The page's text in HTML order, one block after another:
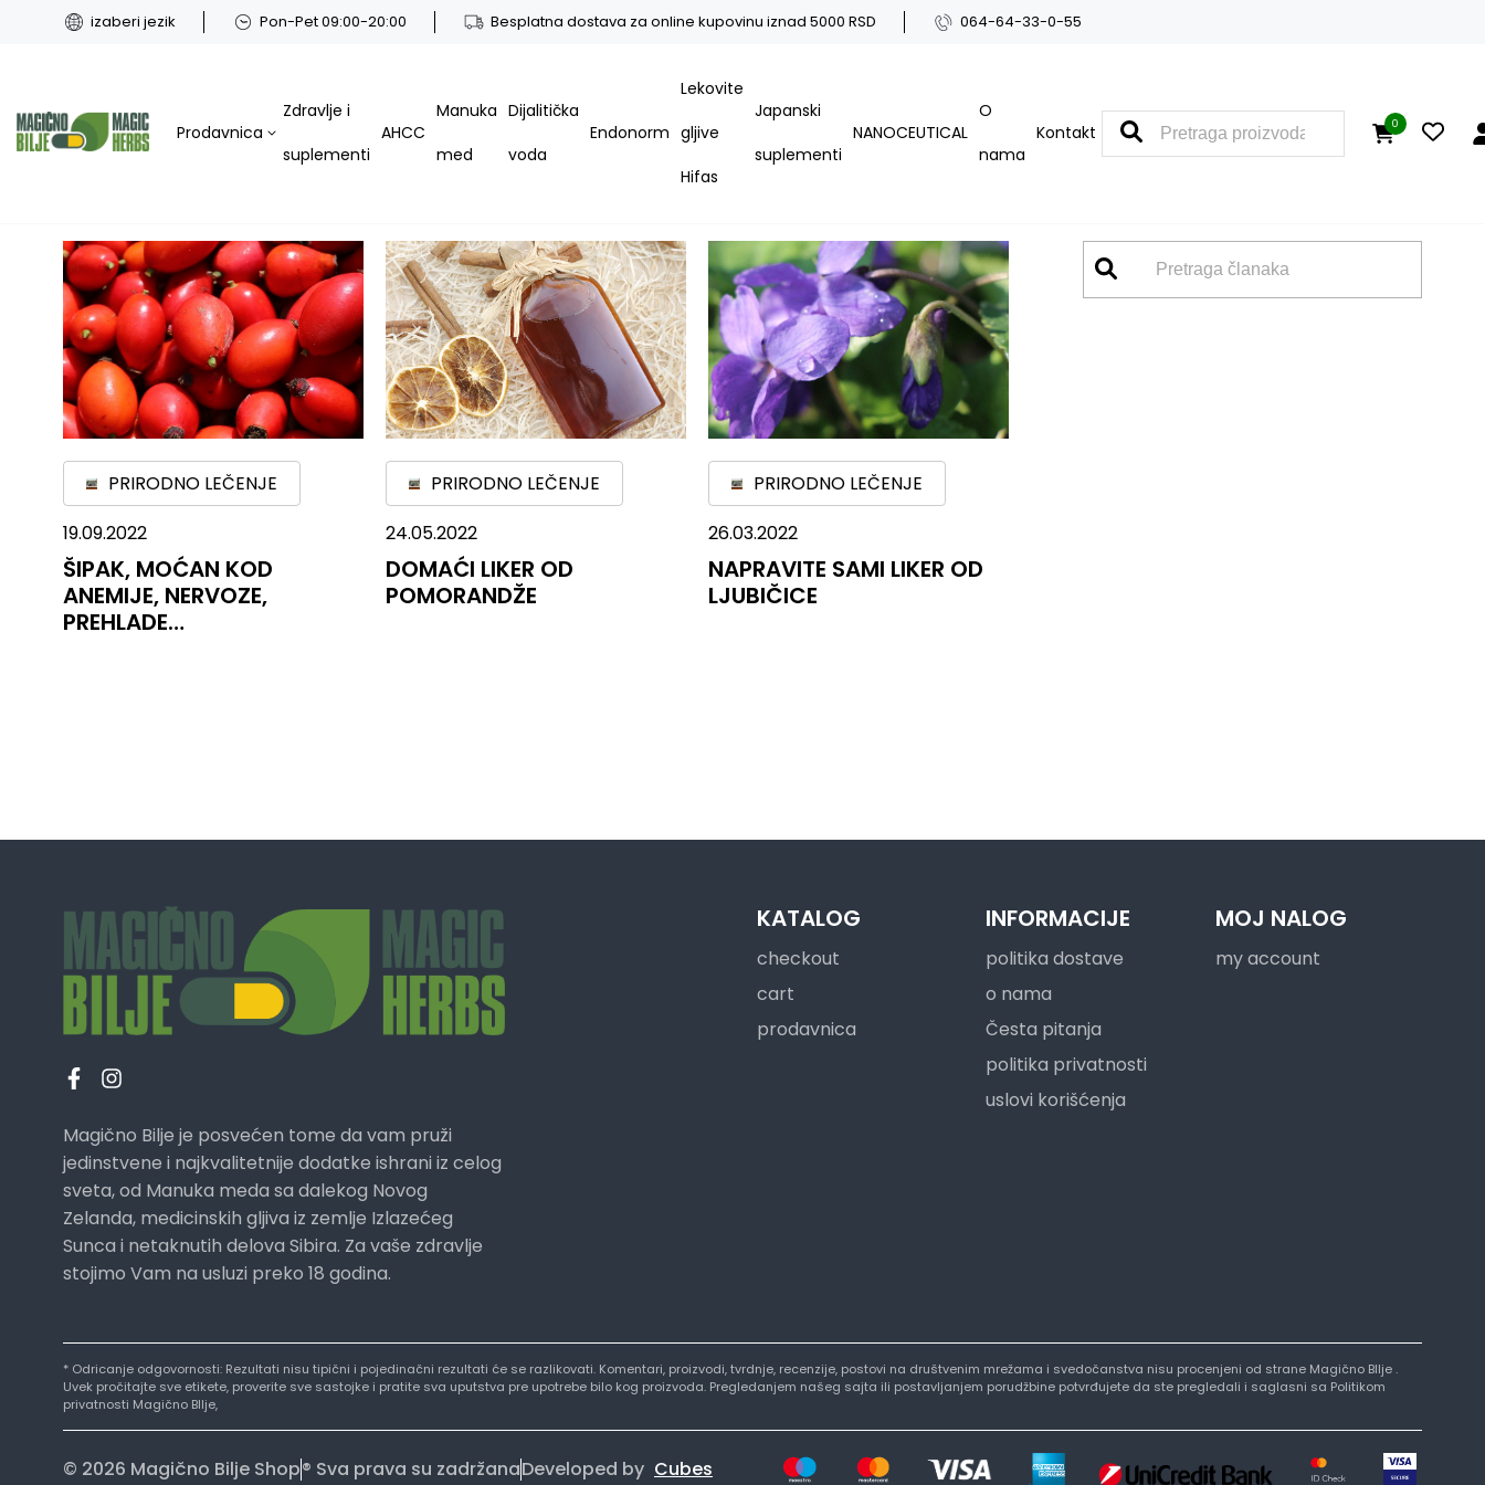
izaberi jezik Pon-Pet 09:00-20:00 Besplatna dostava za online kupovinu iznad 5000 RSD 064-64-33-0-55
0
Prodavnica
Zdravlje i
suplementi
AHCC
Manuka
med
Dijalitička
voda
Endonorm
Lekovite
gljive
Hifas
Japanski
suplementi
NANOCEUTICAL
O
nama
Kontakt
PRIRODNO LEČENJE
19.09.2022
ŠIPAK, MOĆAN KOD
ANEMIJE, NERVOZE,
PREHLADE…
PRIRODNO LEČENJE
24.05.2022
DOMAĆI LIKER OD
POMORANDŽE
PRIRODNO LEČENJE
26.03.2022
NAPRAVITE SAMI LIKER OD
LJUBIČICE
Magično Bilje je posvećen tome da vam pruži
jedinstvene i najkvalitetnije dodatke ishrani iz celog
sveta, od Manuka meda sa dalekog Novog
Zelanda, medicinskih gljiva iz zemlje Izlazećeg
Sunca i netaknutih delova Sibira. Za vaše zdravlje
stojimo Vam na usluzi preko 18 godina.
KATALOG
checkout
cart
prodavnica
INFORMACIJE
politika dostave
o nama
Česta pitanja
politika privatnosti
uslovi korišćenja
MOJ NALOG
my account
* Odricanje odgovornosti: Rezultati nisu tipični i pojedinačni rezultati će se razlikovati. Komentari, proizvodi, tvrdnje, recenzije, postovi na društvenim mrežama i svedočanstva nisu procenjeni od strane Magično BIlje .
Uvek pročitajte sve etikete, proverite sve sastojke i pratite sva uputstva pre upotrebe bilo kog proizvoda. Pregledanjem našeg sajta ili postavljanjem porudžbine potvrđujete da ste pregledali i saglasni sa Politikom
privatnosti Magično BIlje,
© 2026 Magično Bilje Shop® Sva prava su zadržanaDeveloped by Cubes